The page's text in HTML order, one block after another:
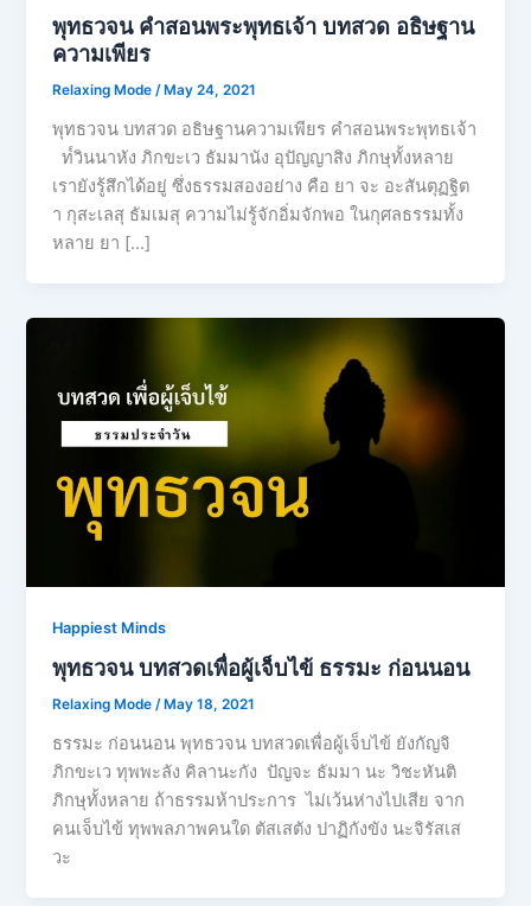
พุทธวจน คําสอนพระพุทธเจ้า บทสวด อธิษฐาน
ความเพียร
Relaxing Mode/ May 24, 2021
พุทธวจน บทสวด อธิษฐานความเพียร คําสอนพระพุทธเจ้า
ท๎วินนาหัง ภิกขะเว ธัมมานัง อุปัญญาสิง ภิกษุทั้งหลาย
เรายังรู้สึกได้อยู่ ซึ่งธรรมสองอย่าง คือ ยา จะ อะสันตุฏฐิต
า กุสะเลสุ ธัมเมสุ ความไม่รู้จักอิ่มจักพอ ในกุศลธรรมทั้ง
หลาย ยา […]
Happiest Minds
พุทธวจน บทสวดเพื่อผู้เจ็บไข้ ธรรมะ ก่อนนอน
Relaxing Mode/ May 18, 2021
ธรรมะ ก่อนนอน พุทธวจน บทสวดเพื่อผู้เจ็บไข้ ยังกัญจิ
ภิกขะเว ทุพพะลัง คิลานะกัง ปัญจะ ธัมมา นะ วิชะหันติ
ภิกษุทั้งหลาย ถ้าธรรมห้าประการ ไม่เว้นห่างไปเสีย จาก
คนเจ็บไข้ ทุพพลภาพคนใด ตัสเสตัง ปาฏิกังขัง นะจิรัสเส
วะ